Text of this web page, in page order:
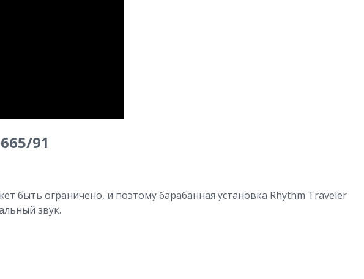
91
быть ограничено, и поэтому барабанная установка Rhythm Traveler
звук.